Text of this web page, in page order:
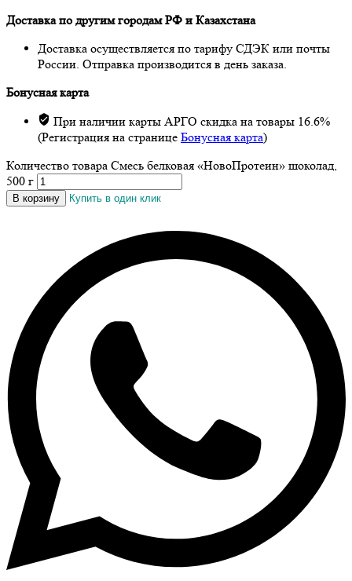
Доставка по другим городам РФ и Казахстана
Доставка осуществляется по тарифу СДЭК или почты
России. Отправка производится в день заказа.
Бонусная карта
При наличии карты АРГО скидка на товары 16.6%
(Регистрация на странице Бонусная карта)
Количество товара Смесь белковая «НовоПротеин» шоколад,
500 г
В корзину Купить в один клик